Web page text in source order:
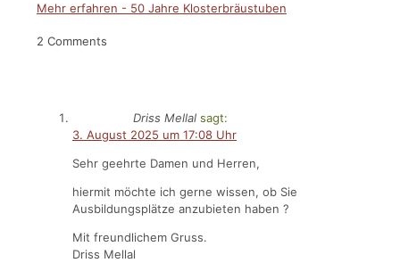
Mehr erfahren - 50 Jahre Klosterbräustuben
2 Comments
Driss Mellal sagt:
3. August 2025 um 17:08 Uhr
Sehr geehrte Damen und Herren,
hiermit möchte ich gerne wissen, ob Sie
Ausbildungsplätze anzubieten haben ?
Mit freundlichem Gruss.
Driss Mellal